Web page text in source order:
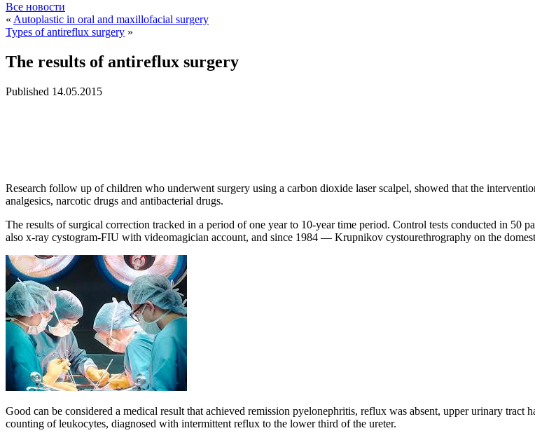
Все новости
« Autoplastic in oral and maxillofacial surgery
Types of antireflux surgery »
The results of antireflux surgery
Published 14.05.2015
Research follow up of children who underwent surgery using a carbon dioxide laser scalpel, showed that the
analgesics, narcotic drugs and antibacterial drugs.
The results of surgical correction tracked in a period of one year to 10-year time period. Control tests conducted in 50
also x-ray cystogram-FIU with videomagician account, and since 1984 — Krupnikov cystourethrography on the
Good can be considered a medical result that achieved remission pyelonephritis, reflux was absent, upper urinary tract
counting of leukocytes, diagnosed with intermittent reflux to the lower third of the ureter.